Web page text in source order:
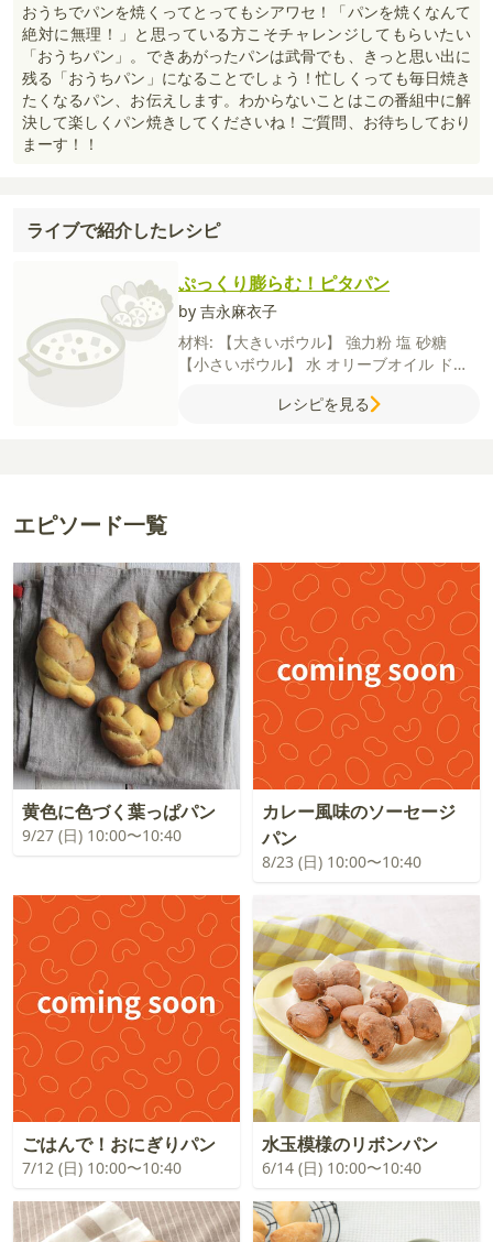
おうちでパンを焼くってとってもシアワセ！「パンを焼くなんて
絶対に無理！」と思っている方こそチャレンジしてもらいたい
「おうちパン」。できあがったパンは武骨でも、きっと思い出に
残る「おうちパン」になることでしょう！忙しくっても毎日焼き
たくなるパン、お伝えします。わからないことはこの番組中に解
決して楽しくパン焼きしてくださいね！ご質問、お待ちしており
まーす！！
ライブで紹介したレシピ
ぷっくり膨らむ！ピタパン
by 吉永麻衣子
材料:
【大きいボウル】 強力粉 塩 砂糖
【小さいボウル】 水 オリーブオイル ドラ
レシピを見る
エピソード一覧
黄色に色づく葉っぱパン
9/27 (日) 10:00〜10:40
カレー風味のソーセージ
パン
8/23 (日) 10:00〜10:40
ごはんで！おにぎりパン
7/12 (日) 10:00〜10:40
水玉模様のリボンパン
6/14 (日) 10:00〜10:40